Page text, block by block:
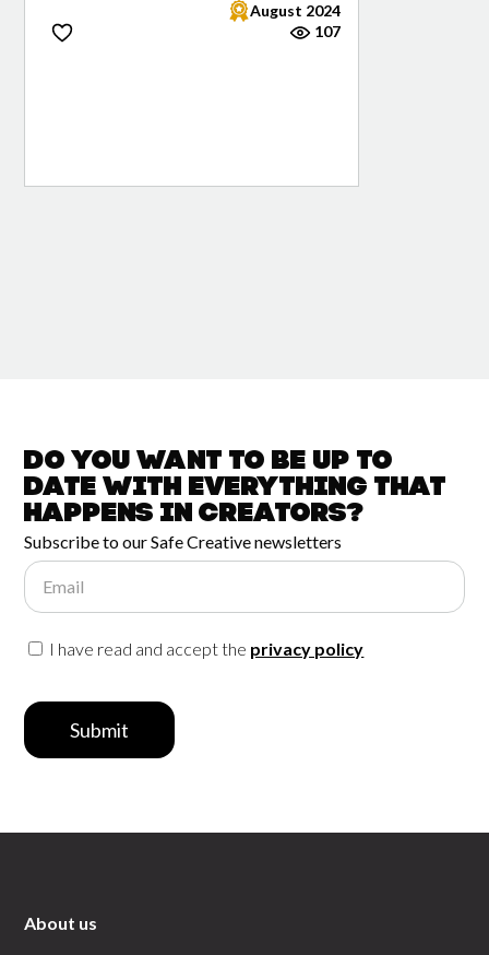
August 2024
107
Do you want to be up to
date with
everything that
happens inCreators?
Subscribe to our Safe Creative newsletters
Email
I have read and accept the privacy policy
Submit
About us